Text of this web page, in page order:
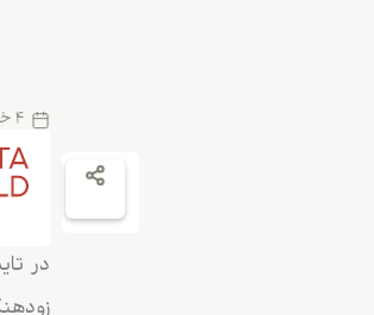
4 خرداد 1405